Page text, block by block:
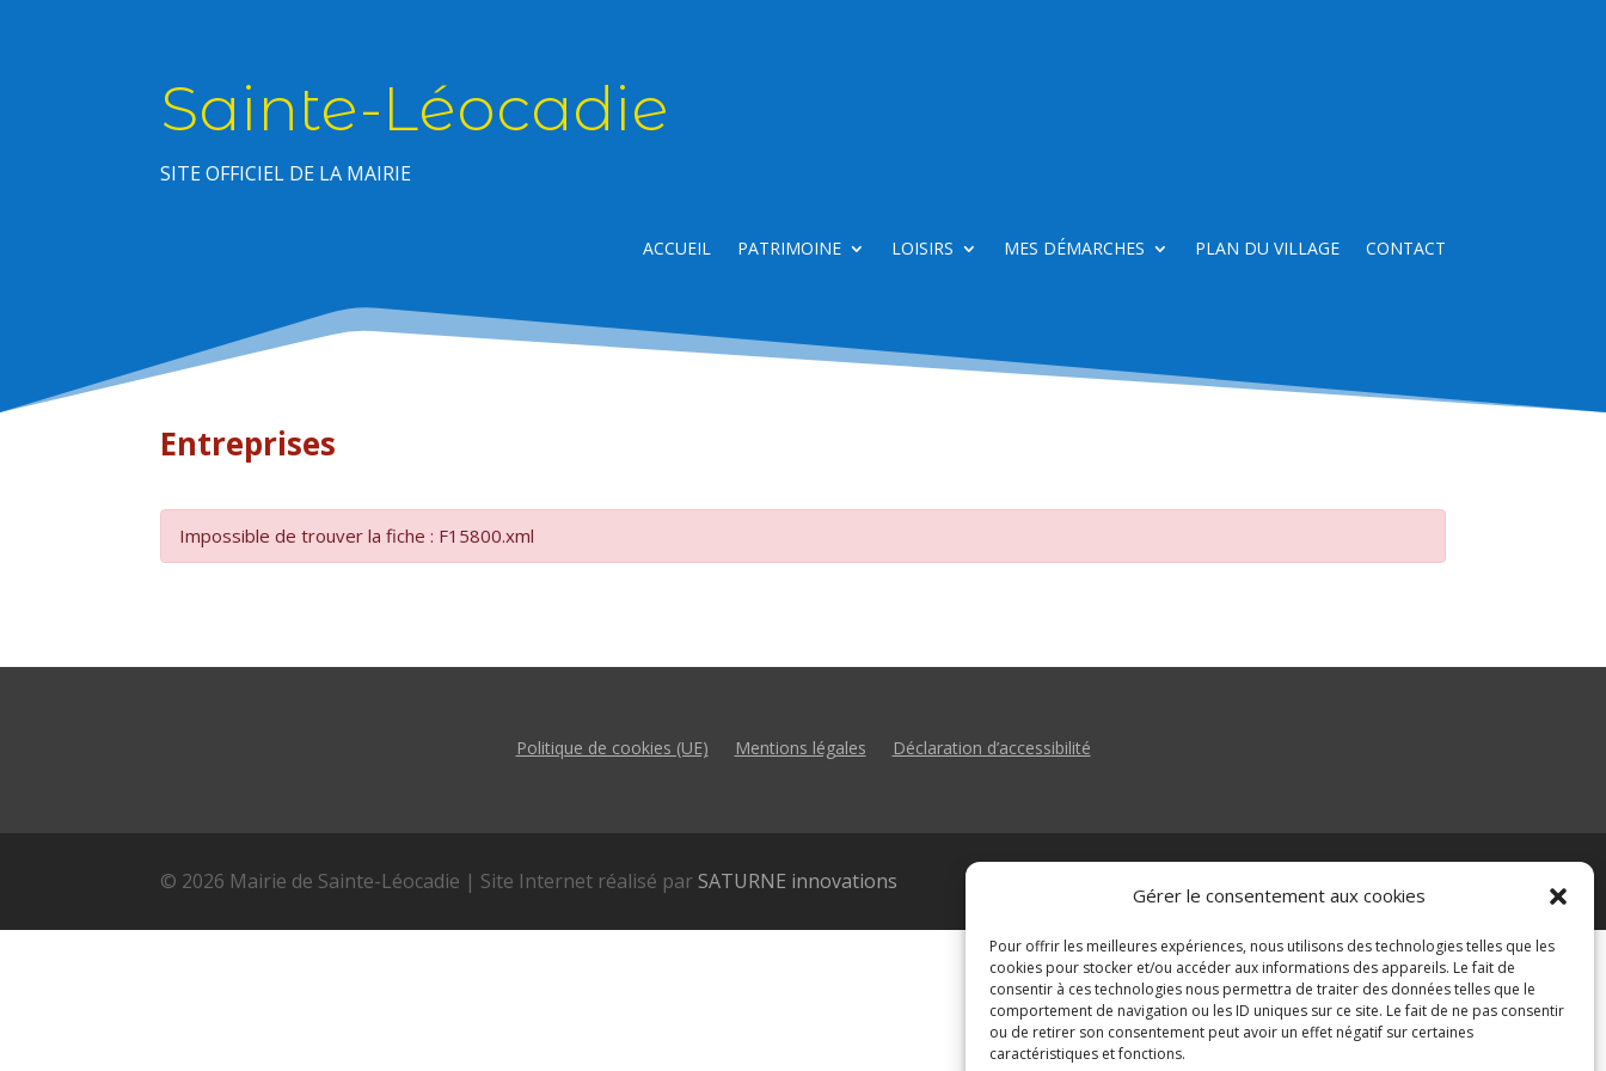
Gérer le consentement aux cookies
Pour offrir les meilleures expériences, nous utilisons des technologies telles que les
cookies pour stocker et/ou accéder aux informations des appareils. Le fait de
consentir à ces technologies nous permettra de traiter des données telles que le
comportement de navigation ou les ID uniques sur ce site. Le fait de ne pas consentir
ou de retirer son consentement peut avoir un effet négatif sur certaines
caractéristiques et fonctions.
Sainte-Léocadie
SITE OFFICIEL DE LA MAIRIE
ACCUEIL PATRIMOINE LOISIRS MES DÉMARCHES PLAN DU VILLAGE CONTACT
Entreprises
Impossible de trouver la fiche : F15800.xml
Politique de cookies (UE) Mentions légales Déclaration d’accessibilité
© 2026 Mairie de Sainte-Léocadie | Site Internet réalisé par SATURNE innovations